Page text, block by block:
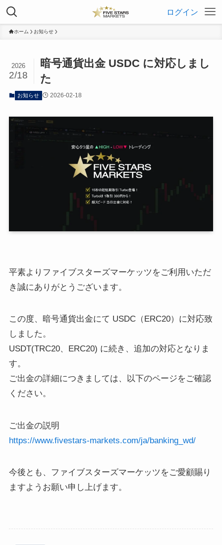
ログイン
ホーム お知らせ
暗号通貨出金 USDC に対応しまし
た
2026
2/18
お知らせ 2026-02-18
平素よりファイブスターズマーケッツをご利用いただ
き誠にありがとうございます。
この度、暗号通貨出金にて USDC（ERC20）に対応致
しました。
USDT(TRC20、ERC20) に続き、追加の対応となりま
す。
ご出金の詳細につきましては、以下のページをご確認
ください。
ご出金の説明
https://www.fivestars-markets.com/ja/banking_wd/
今後とも、ファイブスターズマーケッツをご愛顧賜り
ますようお願い申し上げます。